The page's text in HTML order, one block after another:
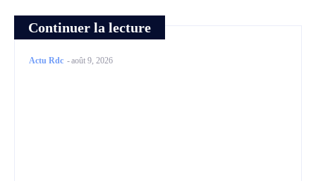
Continuer la lecture
Actu Rdc -août 9, 2026